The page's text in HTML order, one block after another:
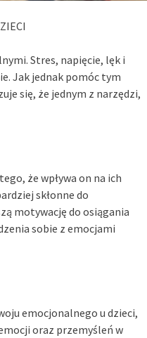
Stres, napięcie, lęk i
Jak jednak pomóc tym
się, że jednym z narzędzi,
że wpływa on na ich
skłonne do
motywację do osiągania
sobie z emocjami
emocjonalnego u dzieci,
oraz przemyśleń w